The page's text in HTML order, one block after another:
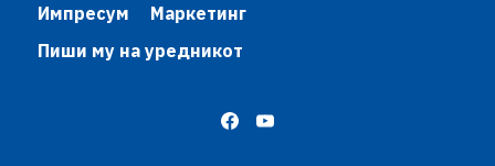
Импресум
Маркетинг
Пиши му на уредникот